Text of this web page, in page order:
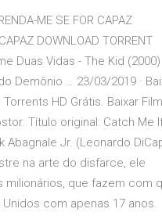
ME SE FOR CAPAZ
DOWNLOAD TORRENT
Duas Vidas - The Kid (2000)
Demônio … 23/03/2019 ·
HD Grátis. Baixar
Título original: Catch Me
Jr. (Leonardo
na arte do disfarce, ele
milionários, que fazem com
com apenas 17 anos.